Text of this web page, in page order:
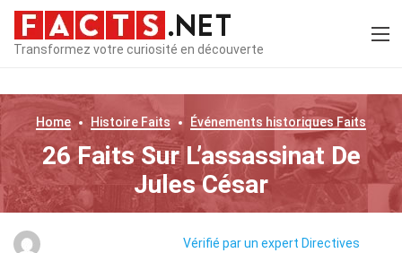
Transformez votre curiosité en découverte
Home Histoire Faits Événements historiques Faits
26 Faits Sur L’assassinat De
Jules César
Vérifié par un expert Directives